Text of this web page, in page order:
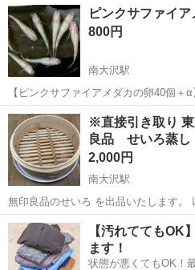
ピンクサファイ
800円
南大沢駅
【ピンクサファイアメダカの卵40個＋α】 ご覧いただきありがと
ざいます！ 今回は、趣味で大切に育てているピンクサファイアメダカ
の卵40個を出品いたします。 親魚は
す。 【卵...
東京 八王子市 南大沢駅 そ
※直接引き取り
良品 せいろ蒸し
2,000円
南大沢駅
無印良品のせいろ を出品いたします。 以下2点の出品です。 竹材 蒸
篭（せいろ）／本体 深型 大 １つ
け台 １つ 購入 2026.07.31 使
東京 八王子市 南大沢駅 そ
【汚れててもOK
ます！
状態が悪くてもOK！